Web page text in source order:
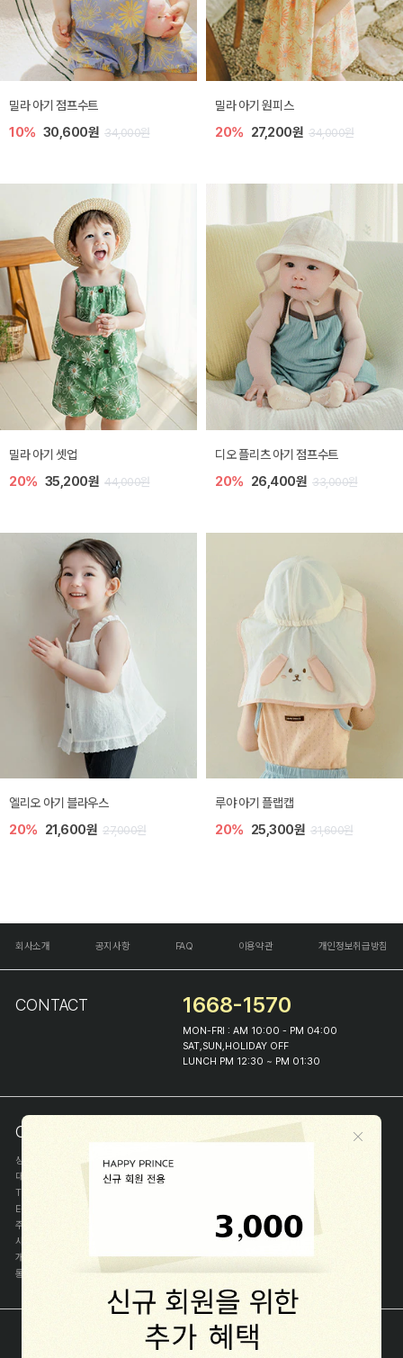
밀라 아기 점프수트
10% 30,600원 34,000원
밀라 아기 원피스
20% 27,200원 34,000원
밀라 아기 셋업
20% 35,200원 44,000원
디오 플리츠 아기 점프수트
20% 26,400원 33,000원
엘리오 아기 블라우스
20% 21,600원 27,000원
루야 아기 플랩캡
20% 25,300원 31,600원
회사소개 공지사항 FAQ 이용약관 개인정보취급방침
CONTACT 1668-1570
MON-FRI : AM 10:00 - PM 04:00
SAT,SUN,HOLIDAY OFF
LUNCH PM 12:30 ~ PM 01:30
COMPANY INFO
상호
(주)해피프린스
대표
이화진
TEL
E-MAIL
주소
사업자등록번호
개인정보관리자
이화진
통신판매신고번호
제 2018-서울종로-1384 호[사업자정보확인]
COPYRIGHT(C) (주)해피프린스 ALL RIGHT RESERVED.